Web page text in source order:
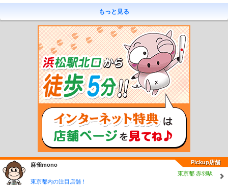
駅
前浜駅 調川駅 松浦駅 松浦発電所前駅 御厨駅 西木場駅 東田平駅
中田平
すえたちばな駅
潜竜ヶ滝駅
吉井駅 神田駅 清峰高校前駅 佐々駅 小浦駅 真申駅 棚方駅
相浦
上相浦駅 本山駅 中里駅 皆瀬駅 野中駅 左石駅 泉福寺駅
北佐世保駅 中佐世保駅 佐世保中央駅 本諫早駅 幸駅 小野本町駅
釜ノ鼻駅 諫早東高校前駅 愛野駅 阿母崎駅 吾妻駅 古部駅
神代町駅 多比良町駅 島鉄湯江駅 大三東駅 松尾町駅 三会駅
島鉄本社前駅 南島原駅 島原外港駅 秩父が浦駅 安徳駅 瀬野深江駅
布津新田駅 布津駅 堂崎駅 蒲河駅 有家駅 西有家駅 龍石駅 北有馬駅
浦田観音駅 原城駅 有馬吉川駅 東大屋駅 口之津駅
白浜海水浴場前
赤迫駅 住吉駅 千歳町駅 若葉町駅 長崎大学前駅 岩屋橋駅
大橋駅 松山町駅 浜口町駅 大学病院前駅 茂里町駅 銭座町駅
八千代町駅 五島町駅 大波止駅 出島駅 築町駅 西浜町駅 観光通り駅
蛍茶屋駅 新中川町駅 新大工町駅 諏訪神社前駅
賑橋駅 市民病院前駅 大浦海岸通り駅 大浦天主堂下駅 石橋駅
もっと見る
Pickup店舗
麻雀mono
東京都 赤羽駅
東京都内の注目店舗！